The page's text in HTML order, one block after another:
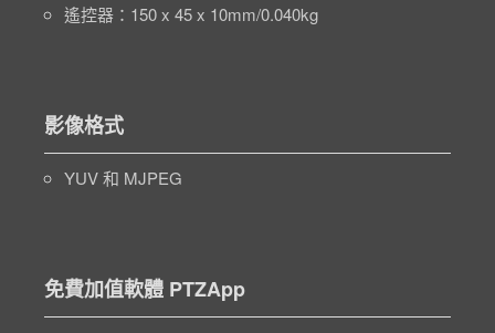
遙控器：150 x 45 x 10mm/0.040kg
影像格式
YUV 和 MJPEG
免費加值軟體 PTZApp